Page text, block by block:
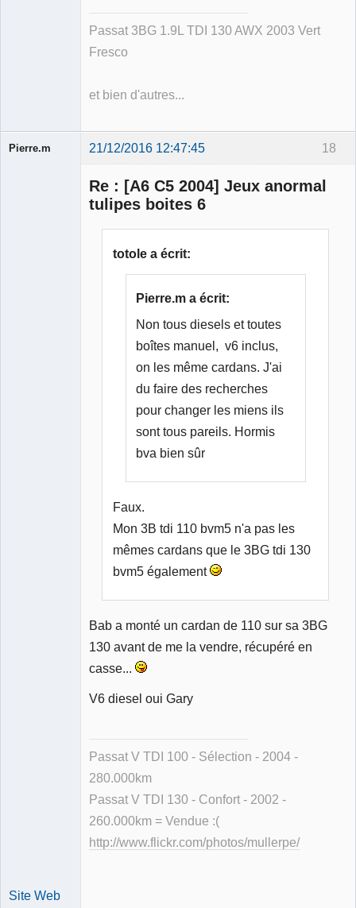
Passat 3BG 1.9L TDI 130 AWX 2003 Vert
Fresco
et bien d'autres...
18
Pierre.m 21/12/2016 12:47:45
Re : [A6 C5 2004] Jeux anormal
tulipes boites 6
totole a écrit:
Pierre.m a écrit:
Non tous diesels et toutes
boîtes manuel, v6 inclus,
on les même cardans. J'ai
du faire des recherches
pour changer les miens ils
sont tous pareils. Hormis
bva bien sûr
Faux.
Mon 3B tdi 110 bvm5 n'a pas les
mêmes cardans que le 3BG tdi 130
bvm5 également
Bab a monté un cardan de 110 sur sa 3BG
130 avant de me la vendre, récupéré en
casse...
V6 diesel oui Gary
Passat V TDI 100 - Sélection - 2004 -
280.000km
Passat V TDI 130 - Confort - 2002 -
260.000km = Vendue :(
http://www.flickr.com/photos/mullerpe/
Site Web